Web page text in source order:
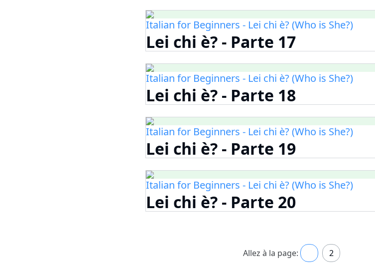
Italian for Beginners - Lei chi è? (Who is She?)
Lei chi è? - Parte 17
Italian for Beginners - Lei chi è? (Who is She?)
Lei chi è? - Parte 18
Italian for Beginners - Lei chi è? (Who is She?)
Lei chi è? - Parte 19
Italian for Beginners - Lei chi è? (Who is She?)
Lei chi è? - Parte 20
Allez à la page: 2